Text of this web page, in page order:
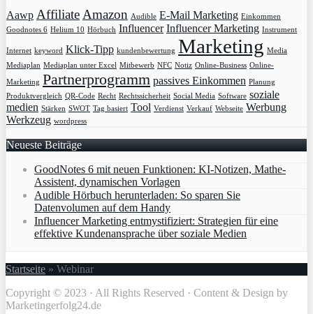
Aawp Affiliate Amazon Audible E-Mail Marketing Einkommen
Goodnotes 6 Helium 10 Hörbuch Influencer Influencer Marketing Instrument
Internet keyword Klick-Tipp kundenbewertung Marketing Media
Mediaplan Mediaplan unter Excel Mitbewerb NFC Notiz Online-Business Online-
Marketing Partnerprogramm passives Einkommen Planung
Produktvergleich QR-Code Recht Rechtssicherheit Social Media Software soziale
medien Stärken SWOT Tag basiert Tool Verdienst Verkauf Webseite Werbung
Werkzeug wordpress
Neueste Beiträge
GoodNotes 6 mit neuen Funktionen: KI-Notizen, Mathe-
Assistent, dynamischen Vorlagen
Audible Hörbuch herunterladen: So sparen Sie
Datenvolumen auf dem Handy
Influencer Marketing entmystifiziert: Strategien für eine
effektive Kundenansprache über soziale Medien
Startseite » Webinar
Copyright © 2023 · All Rights Reserved · Content & Design by
Marketingerfolg24.de